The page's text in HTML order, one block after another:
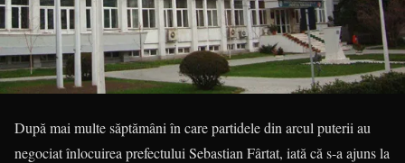
După mai multe săptămâni în care partidele din arcul puterii au
negociat înlocuirea prefectului Sebastian Fârtat, iată că s-a ajuns la